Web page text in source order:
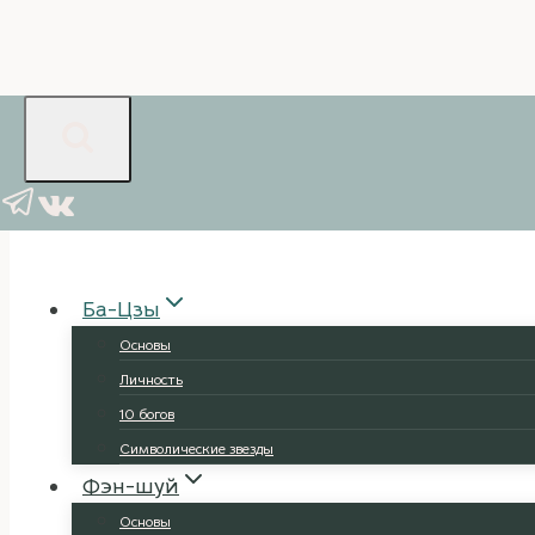
содержимому
Ба-Цзы
Основы
Личность
10 богов
Символические звезды
Фэн-шуй
Основы